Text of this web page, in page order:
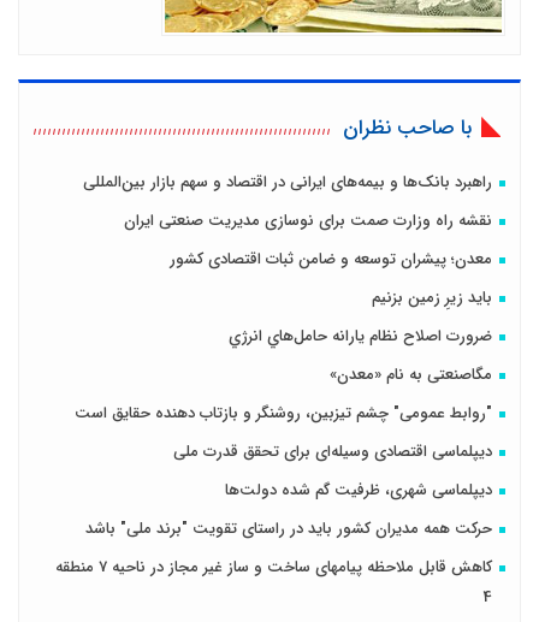
با صاحب نظران
راهبرد بانک‌ها و بیمه‌های ایرانی در اقتصاد و سهم بازار بین‌المللی
نقشه راه وزارت صمت برای نوسازی مدیریت صنعتی ایران
معدن؛ پیشران توسعه و ضامن ثبات اقتصادی کشور
باید زیرِ زمین بزنیم
ضرورت اصلاح نظام يارانه حامل‌هاي انرژي
مگاصنعتی به نام «معدن»
"روابط عمومی" چشم تیزبین، روشنگر و بازتاب دهنده حقایق است
دیپلماسی اقتصادی وسیله‌ای برای تحقق قدرت ملی
دیپلماسی شهری، ظرفیت گم شده دولت‌ها
حرکت همه مدیران کشور باید در راستای تقویت "برند ملی" باشد
کاهش قابل ملاحظه پیامهای ساخت و ساز غیر مجاز در ناحیه 7 منطقه
4